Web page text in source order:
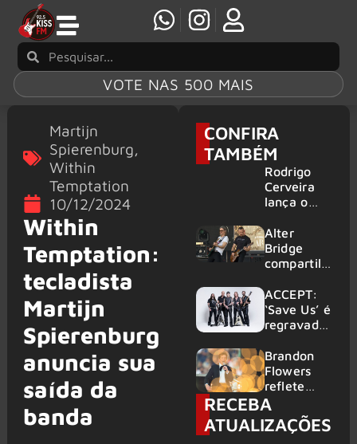
VOTE NAS 500 MAIS
Martijn
Spierenburg,
Within
Temptation
10/12/2024
Within
Temptation:
tecladista
Martijn
Spierenburg
anuncia sua
saída da
banda
CONFIRA
TAMBÉM
Rodrigo
Cerveira
lança o
Searcher”
Alter
Bridge
compartilh
vivo de
“Fortress”
gravada
am Ring
2026
ACCEPT:
‘Save Us’ é
regravada
membros
do GHOST
e KORN
Brandon
Flowers
reflete
sobre o
futuro e
levanta
RECEBA
ATUALIZAÇÕES